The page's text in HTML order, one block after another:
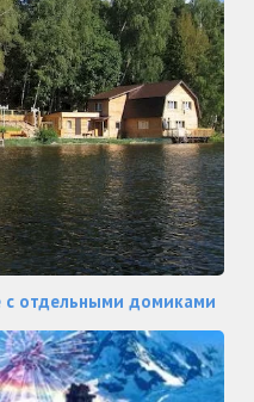
отдельными домиками